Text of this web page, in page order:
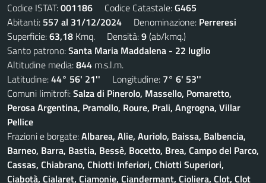
Codice ISTAT:001186 Codice Catastale:G465
Abitanti: 557 al 31/12/2024 Denominazione: Perreresi
Superficie:63,18 Kmq. Densità:9(ab/kmq.)
Santo patrono:Santa Maria Maddalena - 22 luglio
Altitudine media:844 m.s.l.m.
Latitudine:44° 56' 21'' Longitudine: 7° 6' 53''
Comuni limitrofi:Salza di Pinerolo, Massello, Pomaretto,
Perosa Argentina, Pramollo, Roure, Prali, Angrogna, Villar
Pellice
Frazioni e borgate:Albarea, Alie, Auriolo, Baissa, Balbencia,
Barneo, Barra, Bastia, Bessè, Bocetto, Brea, Campo del Parco,
Cassas, Chiabrano, Chiotti Inferiori, Chiotti Superiori,
Ciabotà, Cialaret, Ciamonie, Ciandermant, Cioliera, Clot, Clot